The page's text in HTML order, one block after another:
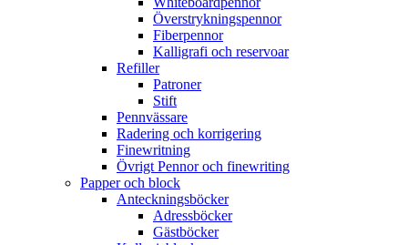
Överstrykningspennor
Fiberpennor
Kalligrafi och reservoar
Refiller
Patroner
Stift
Pennvässare
Radering och korrigering
Finewritning
Övrigt Pennor och finewriting
Papper och block
Anteckningsböcker
Adressböcker
Gästböcker